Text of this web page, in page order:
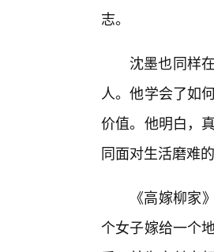
志。
沈墨也同样
人。他学会了如
价值。他明白，
同面对生活磨难的
《高嫁柳家
个女子嫁给一个